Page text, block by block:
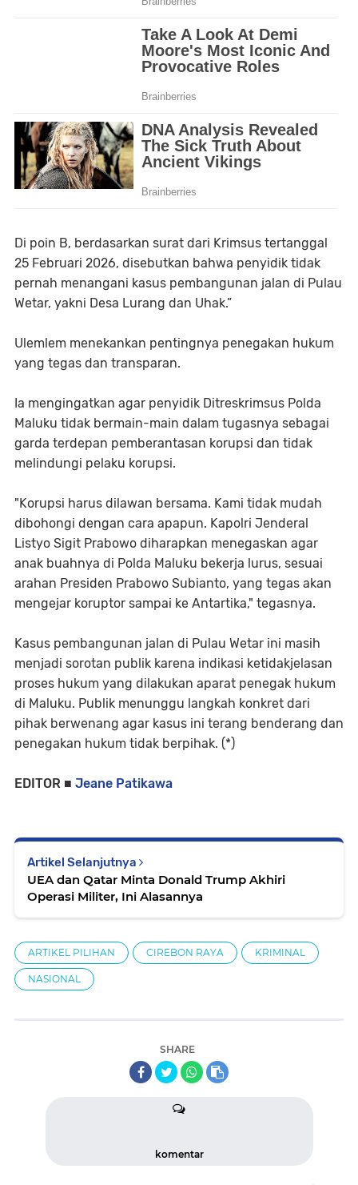
Di poin B, berdasarkan surat dari Krimsus tertanggal
25 Februari 2026, disebutkan bahwa penyidik tidak
pernah menangani kasus pembangunan jalan di Pulau
Wetar, yakni Desa Lurang dan Uhak.”
Ulemlem menekankan pentingnya penegakan hukum
yang tegas dan transparan.
Ia mengingatkan agar penyidik Ditreskrimsus Polda
Maluku tidak bermain-main dalam tugasnya sebagai
garda terdepan pemberantasan korupsi dan tidak
melindungi pelaku korupsi.
"Korupsi harus dilawan bersama. Kami tidak mudah
dibohongi dengan cara apapun. Kapolri Jenderal
Listyo Sigit Prabowo diharapkan menegaskan agar
anak buahnya di Polda Maluku bekerja lurus, sesuai
arahan Presiden Prabowo Subianto, yang tegas akan
mengejar koruptor sampai ke Antartika," tegasnya.
Kasus pembangunan jalan di Pulau Wetar ini masih
menjadi sorotan publik karena indikasi ketidakjelasan
proses hukum yang dilakukan aparat penegak hukum
di Maluku. Publik menunggu langkah konkret dari
pihak berwenang agar kasus ini terang benderang dan
penegakan hukum tidak berpihak. (*)
EDITOR ■ Jeane Patikawa
Artikel Selanjutnya
UEA dan Qatar Minta Donald Trump Akhiri
Operasi Militer, Ini Alasannya
ARTIKEL PILIHAN CIREBON RAYA KRIMINAL
NASIONAL
SHARE
komentar